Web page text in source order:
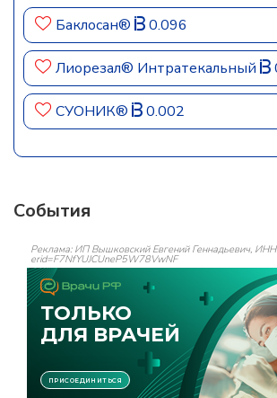
Баклосан® 0.096
Лиорезал® Интратекальный
СУОНИК® 0.002
События
Реклама: ИП Вышковский Евгений Геннадьевич,
erid=F7NfYUJCUneP5W78VwNF